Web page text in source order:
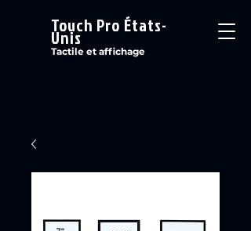
Touch Pro États-
Unis
Tactile et affichage